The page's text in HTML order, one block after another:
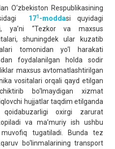
O‘zbekiston Respublikasining
171-moddasi quyidagi
ya’ni “Tezkor va maxsus
shuningdek ular kuzatib
tomonidan yo‘l harakati
foydalanilgan holda sodir
maxsus avtomatlashtirilgan
vositalari orqali qayd etilgan
bo‘lmaydigan xizmat
hujjatlar taqdim etilganda
qoidabuzarligi oxirgi zarurat
va ma’muriy ish ushbu
muvofiq tugatiladi. Bunda tez
bo‘linmalarining transport